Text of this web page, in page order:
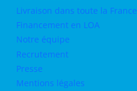
Livraison dans toute la France
Financement en LOA
Notre équipe
Recrutement
Presse
Mentions légales